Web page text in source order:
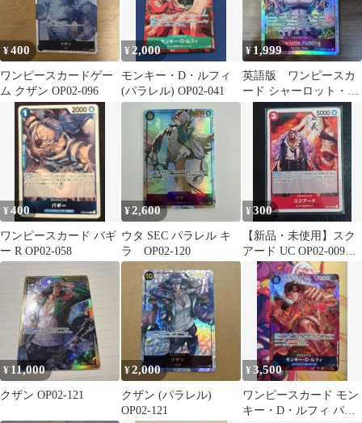
¥400
ワンピースカードゲー
ム クザン OP02-096
¥2,000
モンキー・D・ルフィ
(パラレル) OP02-041
¥1,999
英語版 ワンピースカ
ード シャーロット・プ
リン PRB02-010 SR
¥400
ワンピースカード バギ
ー R OP02-058
¥2,600
ウタ SEC パラレル キ
ラ OP02-120
¥300
【新品・未使用】スク
アード UC OP02-009《1
枚》
¥ 11,000
クザン OP02-121
¥2,000
クザン (パラレル)
OP02-121
¥3,500
ワンピースカード モン
キー・D・ルフィ パラ